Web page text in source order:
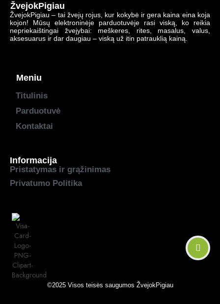
ŽvejokPigiau
ŽvejokPigiau – tai žvejų rojus, kur kokybė ir gera kaina eina koja
kojon! Mūsų elektroninėje parduotuvėje rasi viską, ko reikia
nepriekaištingai žvejybai: meškeres, rites, masalus, valus,
aksesuarus ir dar daugiau – viską už itin patrauklią kainą.
Meniu
Titulinis
Parduotuvė
Kontaktai
Informacija
Pristatymas ir grąžinimas
Privatumo Politika
©2025 Visos teisės saugumos ŽvejokPigiau